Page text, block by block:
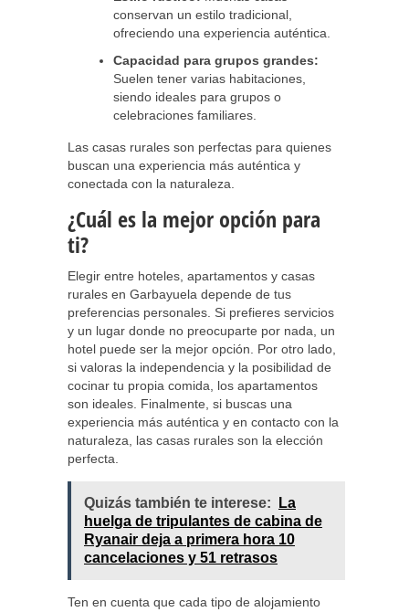
conservan un estilo tradicional,
ofreciendo una experiencia auténtica.
Capacidad para grupos grandes:
Suelen tener varias habitaciones,
siendo ideales para grupos o
celebraciones familiares.
Las casas rurales son perfectas para quienes
buscan una experiencia más auténtica y
conectada con la naturaleza.
¿Cuál es la mejor opción para
ti?
Elegir entre hoteles, apartamentos y casas
rurales en Garbayuela depende de tus
preferencias personales. Si prefieres servicios
y un lugar donde no preocuparte por nada, un
hotel puede ser la mejor opción. Por otro lado,
si valoras la independencia y la posibilidad de
cocinar tu propia comida, los apartamentos
son ideales. Finalmente, si buscas una
experiencia más auténtica y en contacto con la
naturaleza, las casas rurales son la elección
perfecta.
Quizás también te interese:
La
huelga de tripulantes de cabina de
Ryanair deja a primera hora 10
cancelaciones y 51 retrasos
Ten en cuenta que cada tipo de alojamiento